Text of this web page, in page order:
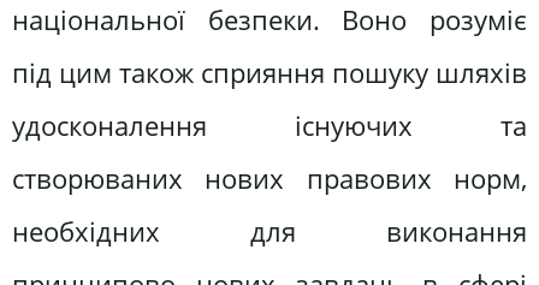
національної безпеки. Воно розуміє
під цим також сприяння пошуку шляхів
удосконалення існуючих та
створюваних нових правових норм,
необхідних для виконання